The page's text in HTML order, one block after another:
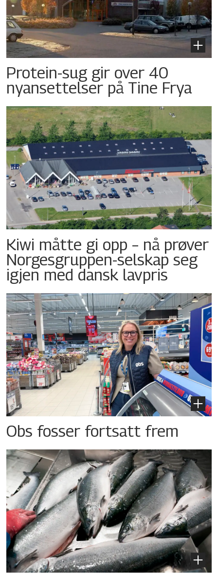
Protein-sug gir over 40
nyansettelser på Tine Frya
Kiwi måtte gi opp – nå prøver
Norgesgruppen-selskap seg
igjen med dansk lavpris
Obs fosser fortsatt frem